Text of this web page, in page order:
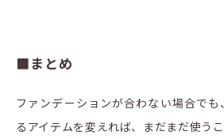
■まとめ
ファンデーションが合わない場合で
るアイテムを変えれば、まだまだ使う